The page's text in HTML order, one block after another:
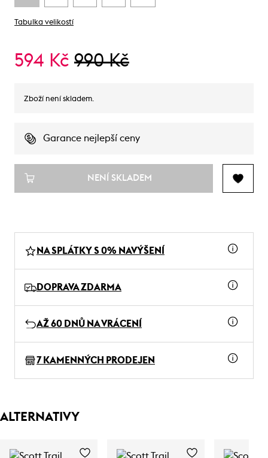
Tabulka velikostí
594 Kč 990 Kč
Zboží není skladem.
Garance nejlepší ceny
NENÍ SKLADEM
NA SPLÁTKY S 0% NAVÝŠENÍ
DOPRAVA ZDARMA
AŽ 60 DNŮ NA VRÁCENÍ
7 KAMENNÝCH PRODEJEN
ALTERNATIVY